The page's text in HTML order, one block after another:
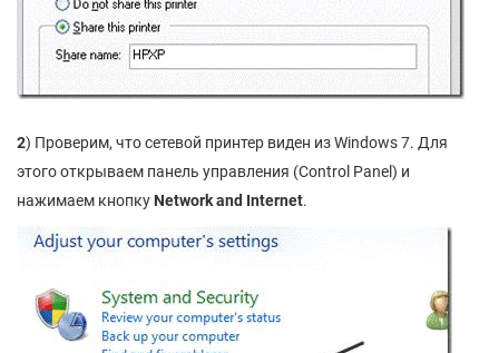
2) Проверим, что сетевой принтер виден из Windows 7. Для
этого открываем панель управления (Control Panel) и
нажимаем кнопку Networkand Internet.